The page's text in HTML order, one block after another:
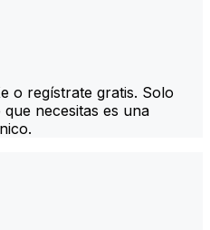
o regístrate gratis. Solo
necesitas es una